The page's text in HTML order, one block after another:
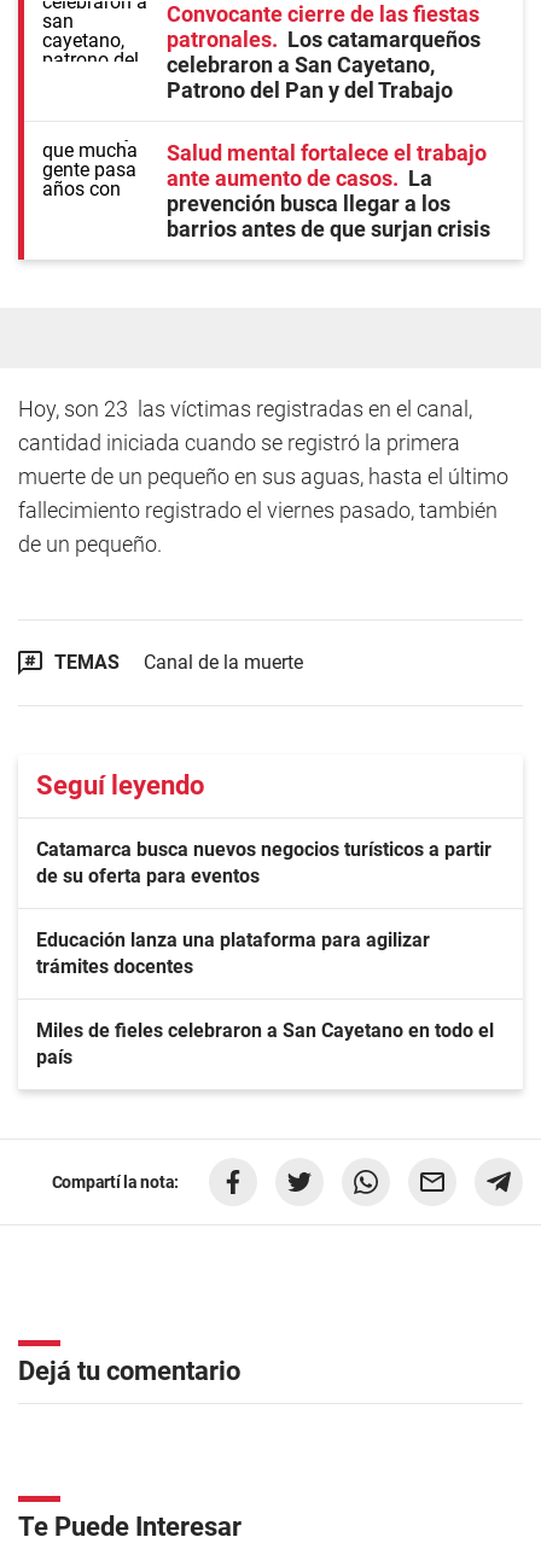
Convocante cierre de las fiestas
patronales
Los catamarqueños
celebraron a San Cayetano,
Patrono del Pan y del Trabajo
Salud mental fortalece el trabajo
ante aumento de casos
La
prevención busca llegar a los
barrios antes de que surjan crisis
Hoy, son 23 las víctimas registradas en el canal,
cantidad iniciada cuando se registró la primera
muerte de un pequeño en sus aguas, hasta el último
fallecimiento registrado el viernes pasado, también
de un pequeño.
TEMAS Canal de la muerte
Seguí leyendo
Catamarca busca nuevos negocios turísticos a partir
de su oferta para eventos
Educación lanza una plataforma para agilizar
trámites docentes
Miles de fieles celebraron a San Cayetano en todo el
país
Compartí la nota:
Dejá tu comentario
Te Puede Interesar